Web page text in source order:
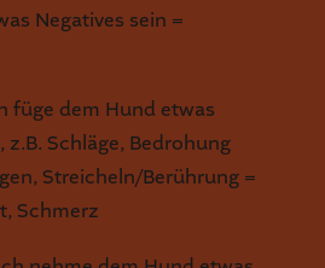
Negatives sein =
füge dem Hund etwas
Schläge, Bedrohung
Streicheln/Berührung =
Schmerz